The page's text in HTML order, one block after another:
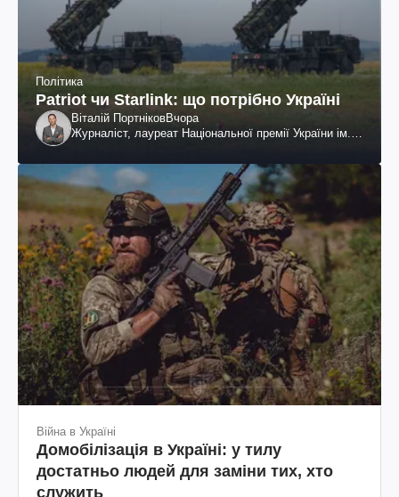
Політика
Patriot чи Starlink: що потрібно Україні
Віталій ПортніковВчора
Журналіст, лауреат Національної премії України ім.
Війна в Україні
Домобілізація в Україні: у тилу
достатньо людей для заміни тих, хто
служить